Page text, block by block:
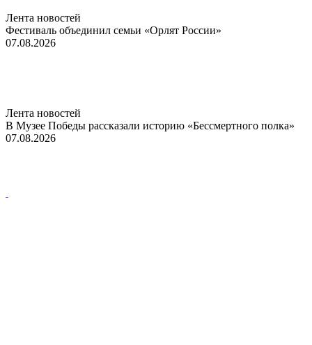
Лента новостей
Фестиваль объединил семьи «Орлят России»
07.08.2026
Лента новостей
В Музее Победы рассказали историю «Бессмертного полка»
07.08.2026